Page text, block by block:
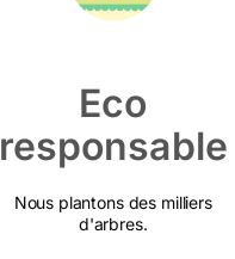
Eco
responsable
Nous plantons des milliers
d'arbres.